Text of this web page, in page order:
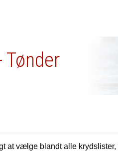
Tønder
at vælge blandt alle krydslister,